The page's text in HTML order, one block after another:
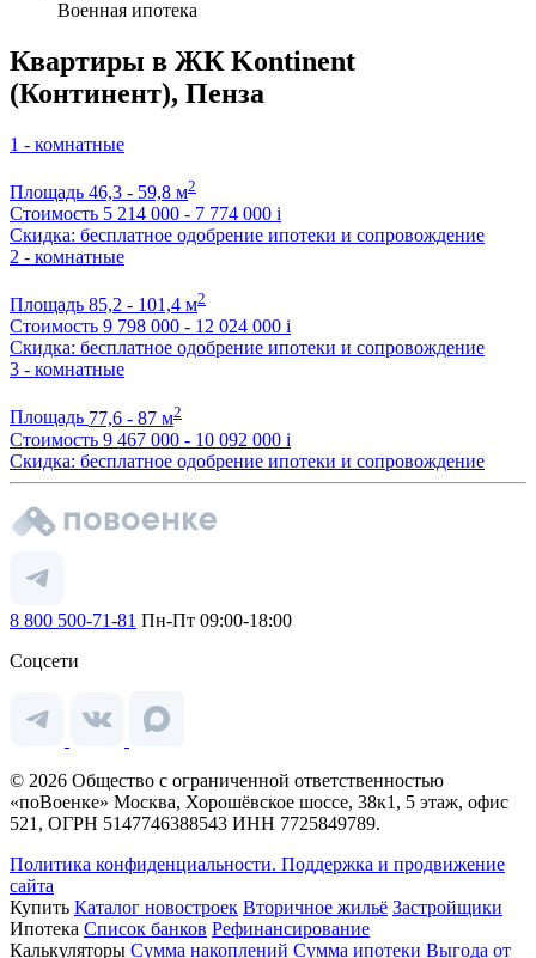
Военная ипотека
Квартиры в ЖК Kontinent
(Континент), Пенза
1 - комнатные
Площадь 46,3 - 59,8 м2
Стоимость 5 214 000 - 7 774 000 i
Скидка: бесплатное одобрение ипотеки и сопровождение
2 - комнатные
Площадь 85,2 - 101,4 м2
Стоимость 9 798 000 - 12 024 000 i
Скидка: бесплатное одобрение ипотеки и сопровождение
3 - комнатные
Площадь 77,6 - 87 м2
Стоимость 9 467 000 - 10 092 000 i
Скидка: бесплатное одобрение ипотеки и сопровождение
8 800 500-71-81 Пн-Пт 09:00-18:00
Соцсети
© 2026 Общество с ограниченной ответственностью
«поВоенке» Москва, Хорошёвское шоссе, 38к1, 5 этаж, офис
521, ОГРН 5147746388543 ИНН 7725849789.
Политика конфиденциальности. Поддержка и продвижение
сайта
Купить Каталог новостроек Вторичное жильё Застройщики
Ипотека Список банков Рефинансирование
Калькуляторы Сумма накоплений Сумма ипотеки Выгода от